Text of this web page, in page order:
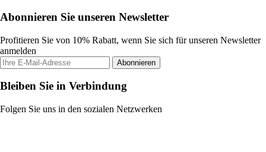
Abonnieren Sie unseren Newsletter
Profitieren Sie von 10% Rabatt, wenn Sie sich für unseren Newsletter
anmelden
Abonnieren
Bleiben Sie in Verbindung
Folgen Sie uns in den sozialen Netzwerken